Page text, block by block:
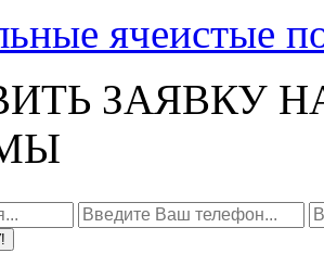
ячеистые
ЗАЯВКУ